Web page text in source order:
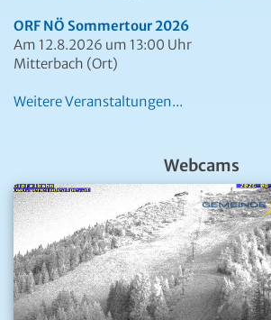
ORF NÖ Sommertour 2026
Am 12.8.2026 um 13:00 Uhr
Mitterbach (Ort)
Weitere Veranstaltungen...
Webcams